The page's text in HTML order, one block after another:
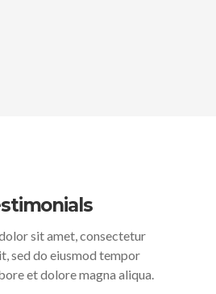
sit amet, consectetur
sed do eiusmod tempor
et dolore magna aliqua.